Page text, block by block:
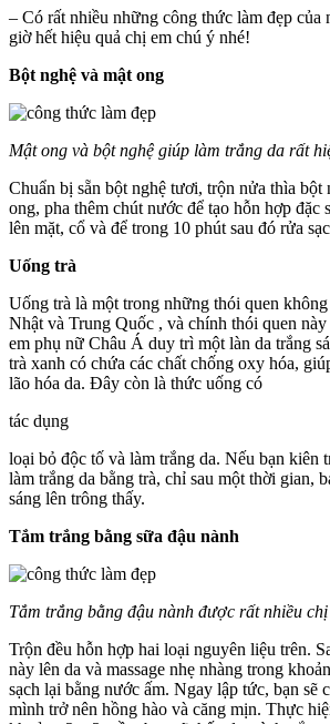
– Có rất nhiều những công thức làm đẹp của
giờ hết hiệu quả chị em chú ý nhé!
Bột nghệ và mật ong
Mật ong và bột nghệ giúp làm trắng da rất
Chuẩn bị sẵn bột nghệ tươi, trộn nửa thìa bột
ong, pha thêm chút nước để tạo hỗn hợp đặc
lên mặt, cổ và để trong 10 phút sau đó rửa
Uống trà
Uống trà là một trong những thói quen
Nhật và Trung Quốc , và chính thói quen
em phụ nữ Châu Á duy trì một làn da trắng
trà xanh có chứa các chất chống oxy hóa,
lão hóa da. Đây còn là thức uống có
tác dụng
loại bỏ độc tố và làm trắng da. Nếu bạn kiên
làm trắng da bằng trà, chỉ sau một thời gian,
sáng lên trông thấy.
Tắm trắng bằng sữa đậu nành
Tắm trắng bằng đậu nành được rất nhiều
Trộn đều hỗn hợp hai loại nguyên liệu trên.
này lên da và massage nhẹ nhàng trong
sạch lại bằng nước ấm. Ngay lập tức, bạn sẽ
mình trở nên hồng hào và căng mịn. Thực